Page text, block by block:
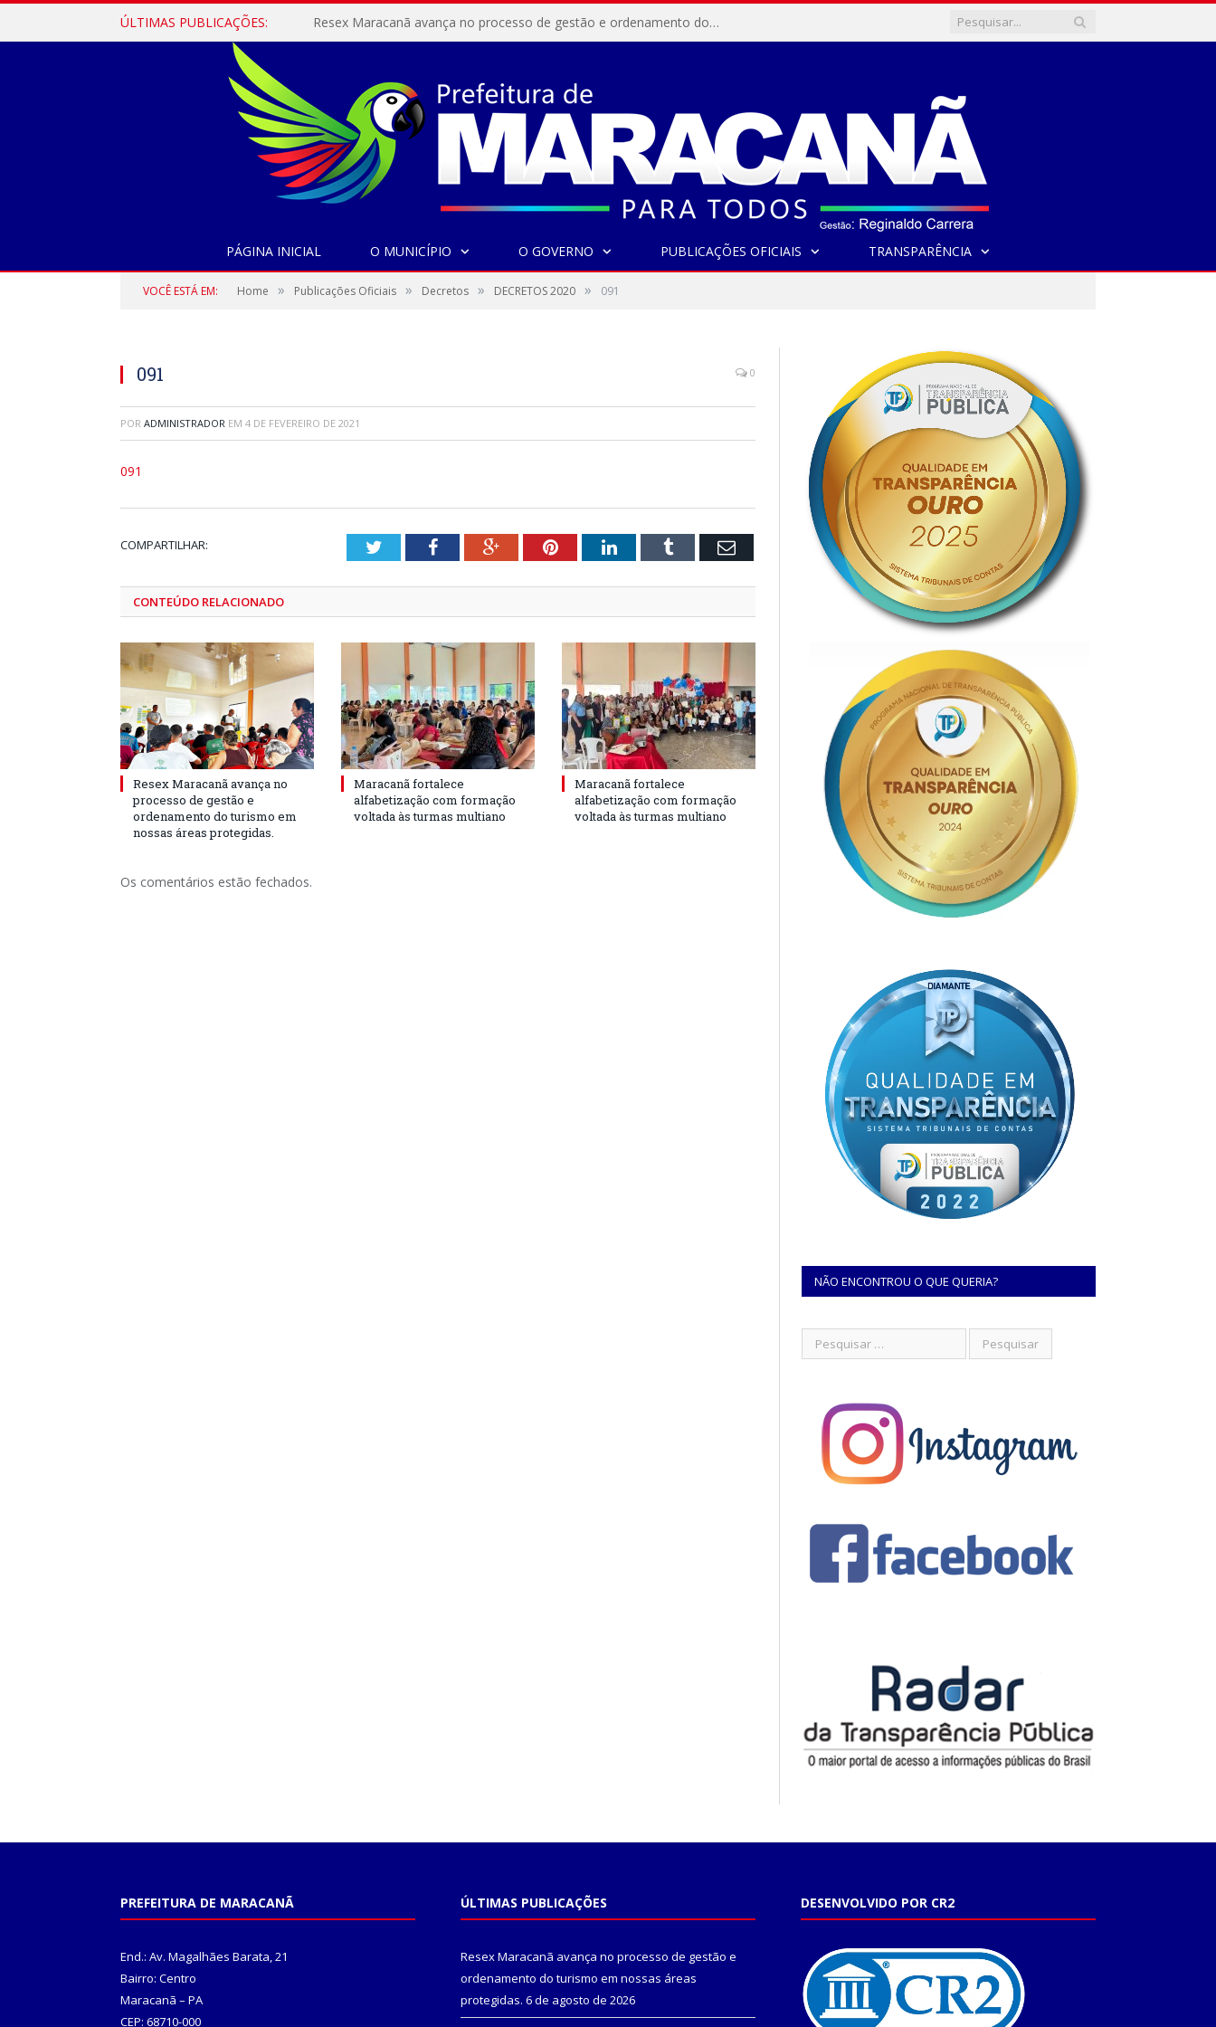
ÚLTIMAS PUBLICAÇÕES: Resex Maracanã avança no processo de gestão e ordenamento do turismo em nossas áreas protegidas.
PÁGINA INICIAL O MUNICÍPIO O GOVERNO PUBLICAÇÕES OFICIAIS TRANSPARÊNCIA
VOCÊ ESTÁ EM: Home » Publicações Oficiais » Decretos » DECRETOS 2020 » 091
091 0
POR ADMINISTRADOR EM 4 DE FEVEREIRO DE 2021
091
COMPARTILHAR: TwitterFacebookGoogle+PinterestLinkedInTumblr Email
CONTEÚDO RELACIONADO
Resex Maracanã avança no
processo de gestão e
ordenamento do turismo em
nossas áreas protegidas.
Maracanã fortalece
alfabetização com formação
voltada às turmas multiano
Maracanã fortalece
alfabetização com formação
voltada às turmas multiano
Os comentários estão fechados.
NÃO ENCONTROU O QUE QUERIA?
PREFEITURA DE MARACANÃ
End.: Av. Magalhães Barata, 21
Bairro: Centro
Maracanã – PA
CEP: 68710-000
ÚLTIMAS PUBLICAÇÕES
Resex Maracanã avança no processo de gestão e
ordenamento do turismo em nossas áreas
protegidas. 6 de agosto de 2026
DESENVOLVIDO POR CR2